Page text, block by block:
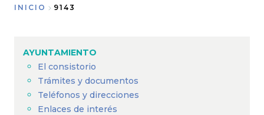
enlaces
de
ayuda
INICIO 9143
AYUNTAMIENTO
El consistorio
Trámites y documentos
Teléfonos y direcciones
Enlaces de interés